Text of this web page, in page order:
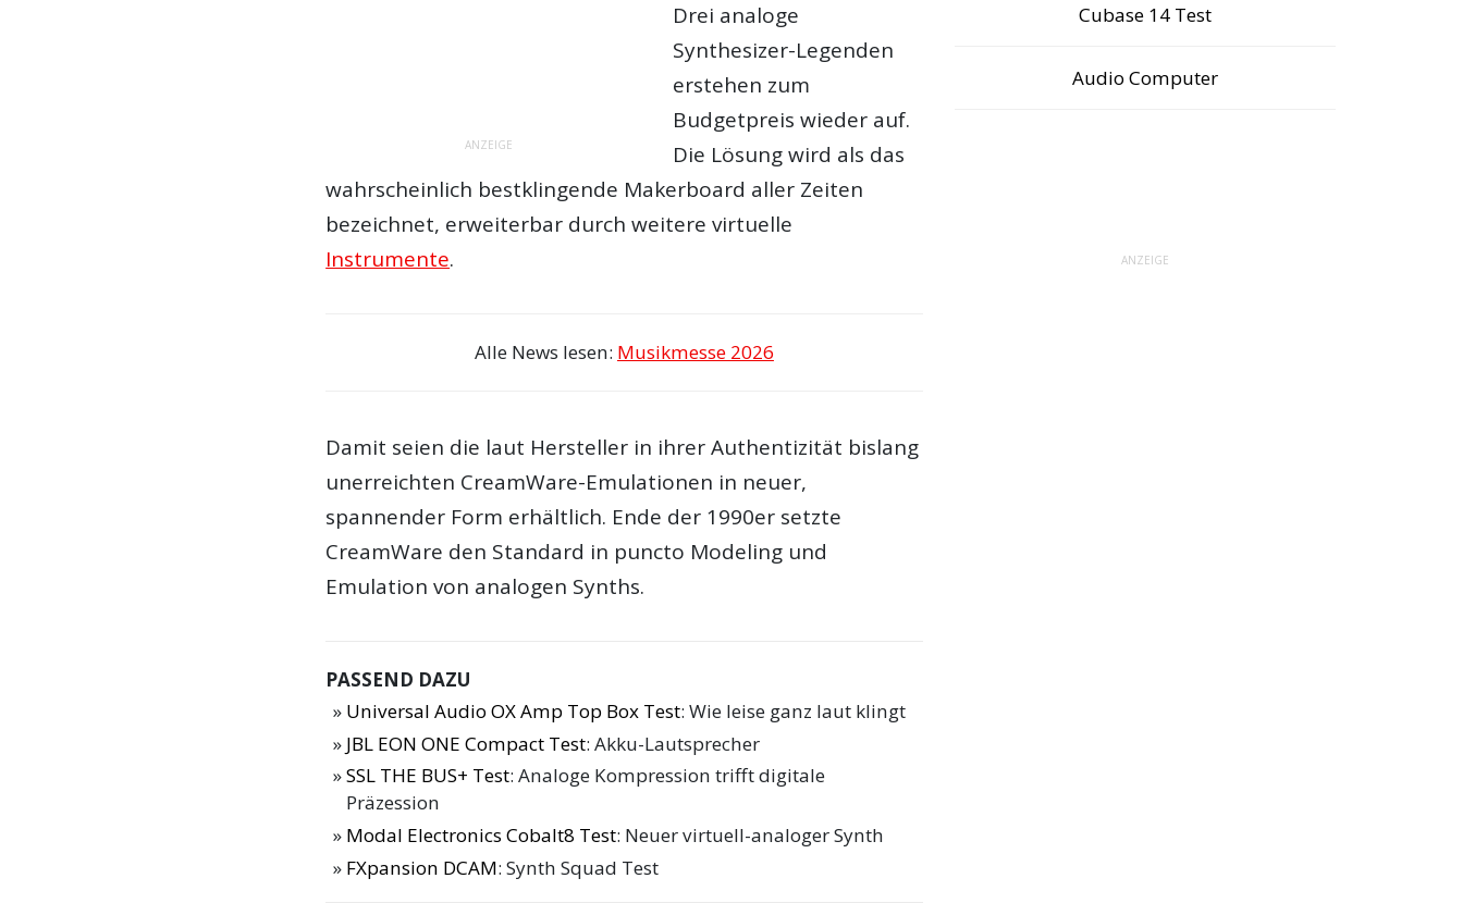
ANZEIGE
Drei analoge
Synthesizer-Legenden
erstehen zum
Budgetpreis wieder auf.
Die Lösung wird als das
wahrscheinlich bestklingende Makerboard aller Zeiten
bezeichnet, erweiterbar durch weitere virtuelle
Instrumente.
Alle News lesen: Musikmesse 2026
Damit seien die laut Hersteller in ihrer Authentizität bislang
unerreichten CreamWare-Emulationen in neuer,
spannender Form erhältlich. Ende der 1990er setzte
CreamWare den Standard in puncto Modeling und
Emulation von analogen Synths.
PASSEND DAZU
Universal Audio OX Amp Top Box Test: Wie leise ganz laut klingt
JBL EON ONE Compact Test: Akku-Lautsprecher
SSL THE BUS+ Test: Analoge Kompression trifft digitale
Präzession
Modal Electronics Cobalt8 Test: Neuer virtuell-analoger Synth
FXpansion DCAM: Synth Squad Test
Cubase 14 Test
Audio Computer
ANZEIGE